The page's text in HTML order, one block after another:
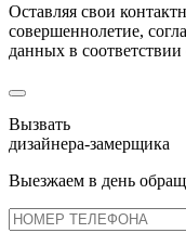
Оставляя свои
совершеннолетие,
данных в соответствии
Вызвать
дизайнера-замерщика
Выезжаем в день